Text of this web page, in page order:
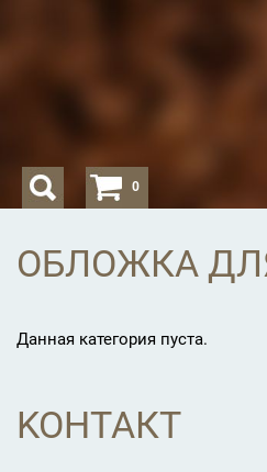
ОБЛОЖКА
Данная категория пуста.
KOНТАКТ
0